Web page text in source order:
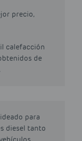
precio,
calefacción
de
para
diesel tanto